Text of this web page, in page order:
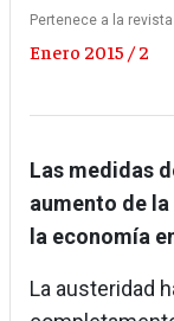
Pertenece a la revista
Enero 2015 / 2
Las medidas
aumento de
la economía
La austeridad